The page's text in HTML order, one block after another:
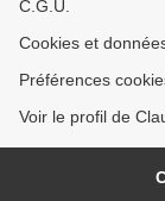
C.G.U.
Cookies et
Préférences
Voir le profil de